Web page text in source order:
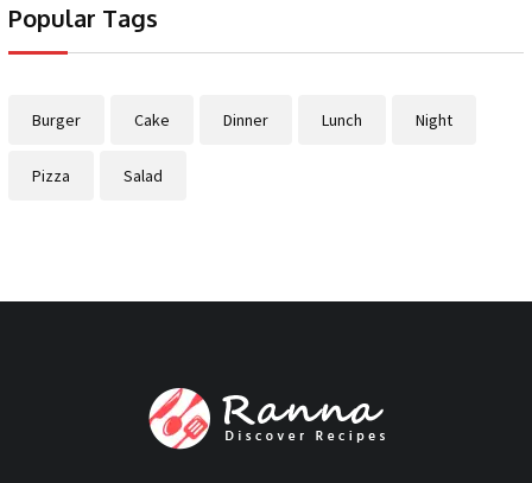
Popular Tags
Burger Cake Dinner Lunch Night
Pizza Salad